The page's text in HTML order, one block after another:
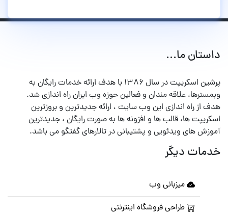
داستان ما...
پرشین اسکریپت در سال ۱۳۸۶ با هدف ارائه خدمات رایگان به
وبمسترها، علاقه مندان و فعالین حوزه وب ایران راه اندازی شد.
هدف از راه اندازی این وب سایت ، ارائه جدیدترین و بروزترین
اسکریپت ها، قالب ها و افزونه ها به صورت رایگان ، جدیدترین
آموزش های ویدئویی و پشتیبانی در تالارهای گفتگو می باشد.
خدمات دیگر
میزبانی وب
طراحی فروشگاه اینترنتی